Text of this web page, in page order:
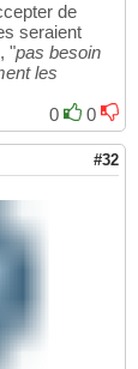
de
seraient
"pas besoin
les
0
0
#32